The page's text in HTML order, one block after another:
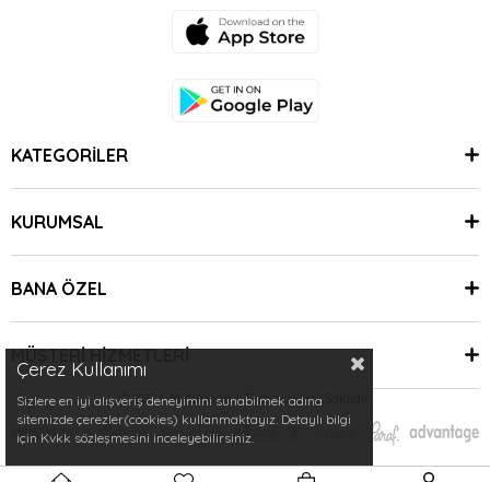
KATEGORİLER
KURUMSAL
BANA ÖZEL
MÜŞTERİ HİZMETLERİ
© 2024 Minimoda | Tüm Hakları Saklıdır.
Çerez Kullanımı
Sizlere en iyi alışveriş deneyimini sunabilmek adına
sitemizde çerezler(cookies) kullanmaktayız. Detaylı bilgi
için Kvkk sözleşmesini inceleyebilirsiniz.